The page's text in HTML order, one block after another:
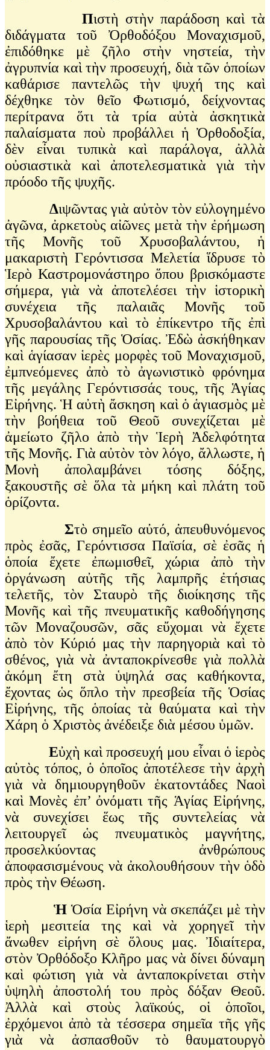
Πιστὴ στὴν παράδοση καὶ τὰ
διδάγματα τοῦ Ὀρθοδόξου Μοναχισμοῦ,
ἐπιδόθηκε μὲ ζῆλο στὴν νηστεία, τὴν
ἀγρυπνία καὶ τὴν προσευχή, διὰ τῶν ὁποίων
καθάρισε παντελῶς τὴν ψυχή της καὶ
δέχθηκε τὸν θεῖο Φωτισμό, δείχνοντας
περίτρανα ὅτι τὰ τρία αὐτὰ ἀσκητικὰ
παλαίσματα ποὺ προβάλλει ἡ Ὀρθοδοξία,
δὲν εἶναι τυπικὰ καὶ παράλογα, ἀλλὰ
οὐσιαστικὰ καὶ ἀποτελεσματικὰ γιὰ τὴν
πρόοδο τῆς ψυχῆς.
Διψῶντας γιὰ αὐτὸν τὸν εὐλογημένο
ἀγῶνα, ἀρκετοὺς αἰῶνες μετὰ τὴν ἐρήμωση
τῆς Μονῆς τοῦ Χρυσοβαλάντου, ἡ
μακαριστὴ Γερόντισσα Μελετία ἵδρυσε τὸ
Ἱερὸ Καστρομονάστηρο ὅπου βρισκόμαστε
σήμερα, γιὰ νὰ ἀποτελέσει τὴν ἱστορικὴ
συνέχεια τῆς παλαιᾶς Μονῆς τοῦ
Χρυσοβαλάντου καὶ τὸ ἐπίκεντρο τῆς ἐπὶ
γῆς παρουσίας τῆς Ὁσίας. Ἐδὼ ἀσκήθηκαν
καὶ ἁγίασαν ἱερὲς μορφὲς τοῦ Μοναχισμοῦ,
ἐμπνεόμενες ἀπὸ τὸ ἀγωνιστικὸ φρόνημα
τῆς μεγάλης Γερόντισσάς τους, τῆς Ἁγίας
Εἰρήνης. Ἡ αὐτὴ ἄσκηση καὶ ὁ ἁγιασμὸς μὲ
τὴν βοήθεια τοῦ Θεοῦ συνεχίζεται μὲ
ἀμείωτο ζῆλο ἀπὸ τὴν Ἱερὴ Ἀδελφότητα
τῆς Μονῆς. Γιὰ αὐτὸν τὸν λόγο, ἄλλωστε, ἡ
Μονὴ ἀπολαμβάνει τόσης δόξης,
ξακουστῆς σὲ ὅλα τὰ μήκη καὶ πλάτη τοῦ
ὁρίζοντα.
Στὸ σημεῖο αὐτό, ἀπευθυνόμενος
πρὸς ἐσᾶς, Γερόντισσα Παϊσία, σὲ ἐσᾶς ἡ
ὁποία ἔχετε ἐπωμισθεῖ, χώρια ἀπὸ τὴν
ὀργάνωση αὐτῆς τῆς λαμπρῆς ἐτήσιας
τελετῆς, τὸν Σταυρὸ τῆς διοίκησης τῆς
Μονῆς καὶ τῆς πνευματικῆς καθοδήγησης
τῶν Μοναζουσῶν, σᾶς εὔχομαι νὰ ἔχετε
ἀπὸ τὸν Κύριό μας τὴν παρηγοριὰ καὶ τὸ
σθένος, γιὰ νὰ ἀνταποκρίνεσθε γιὰ πολλὰ
ἀκόμη ἔτη στὰ ὑψηλά σας καθήκοντα,
ἔχοντας ὡς ὅπλο τὴν πρεσβεία τῆς Ὁσίας
Εἰρήνης, τῆς ὁποίας τὰ θαύματα καὶ τὴν
Χάρη ὁ Χριστὸς ἀνέδειξε διὰ μέσου ὑμῶν.
Εὐχὴ καὶ προσευχή μου εἶναι ὁ ἱερὸς
αὐτὸς τόπος, ὁ ὁποῖος ἀποτέλεσε τὴν ἀρχὴ
γιὰ νὰ δημιουργηθοῦν ἑκατοντάδες Ναοὶ
καὶ Μονὲς ἐπ’ ὀνόματι τῆς Ἁγίας Εἰρήνης,
νὰ συνεχίσει ἕως τῆς συντελείας νὰ
λειτουργεῖ ὡς πνευματικὸς μαγνήτης,
προσελκύοντας ἀνθρώπους
ἀποφασισμένους νὰ ἀκολουθήσουν τὴν ὁδὸ
πρὸς τὴν Θέωση.
Ἡ Ὁσία Εἰρήνη νὰ σκεπάζει μὲ τὴν
ἱερὴ μεσιτεία της καὶ νὰ χορηγεῖ τὴν
ἄνωθεν εἰρήνη σὲ ὅλους μας. Ἰδιαίτερα,
στὸν Ὀρθόδοξο Κλῆρο μας νὰ δίνει δύναμη
καὶ φώτιση γιὰ νὰ ἀνταποκρίνεται στὴν
ὑψηλὴ ἀποστολή του πρὸς δόξαν Θεοῦ.
Ἀλλὰ καὶ στοὺς λαϊκούς, οἱ ὁποῖοι,
ἐρχόμενοι ἀπὸ τὰ τέσσερα σημεῖα τῆς γῆς
γιὰ νὰ ἀσπασθοῦν τὸ θαυματουργὸ